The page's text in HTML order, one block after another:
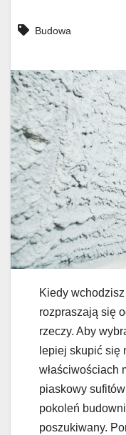
Budowa
Kiedy
rozpraszają się
rzeczy. Aby
lepiej skupić się
właściwościach
piaskowy
pokoleń
poszukiwany.